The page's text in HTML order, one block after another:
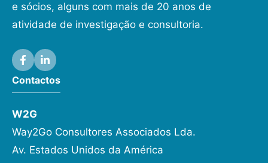
e sócios, alguns com mais de 20 anos de
atividade de investigação e consultoria.
Contactos
W2G
Way2Go Consultores Associados Lda.
Av. Estados Unidos da América